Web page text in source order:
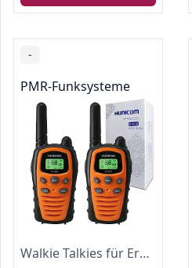
-
PMR-Funksysteme
Walkie Talkies für Erwachsene mit großer Reichweite Walky Talky